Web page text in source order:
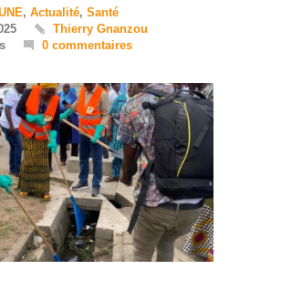
, Actualité, Santé
Thierry Gnanzou
0 commentaires